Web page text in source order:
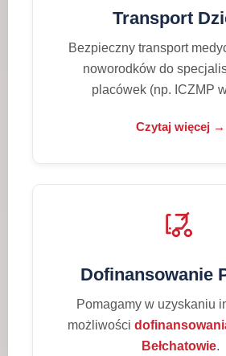
Transport
Bezpieczny transport
noworodków do
placówek (np. ICZMP
Czytaj więcej →
Dofinansowanie
Pomagamy w uzyskaniu
możliwości
Bełchatowie.